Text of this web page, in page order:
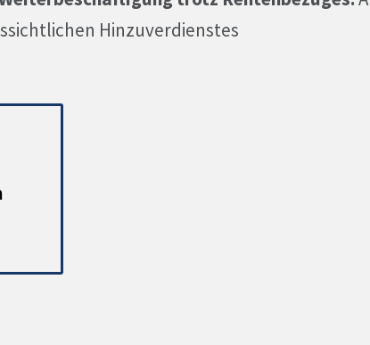
Hinzuverdienstes